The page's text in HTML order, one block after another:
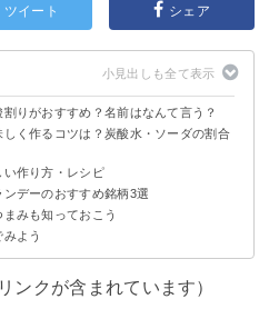
ツイート シェア
りがおすすめ？名前はなんて言う？
「フレンチハイボール」と呼ばれている
スキーで作る「ハイボール」の違い
く作るコツは？炭酸水・ソーダの割合
1：3がおすすめ
もおすすめ
い作り方・レシピ
デーのおすすめ銘柄3選
ュ（12,650円）
ー（2,129円）
カウイスキー（836円）
みも知っておこう
よう
ンクが含まれています）